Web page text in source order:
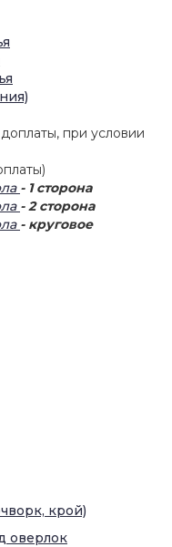
при условии
- 1 сторона
- 2 сторона
- круговое
крой)
оверлок